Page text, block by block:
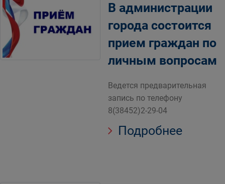
В администрации
города состоится
прием граждан по
личным вопросам
Ведется предварительная
запись по телефону
8(38452)2-29-04
Подробнее